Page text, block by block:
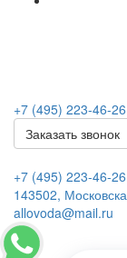
+7 (495) 223-46-26
Заказать звонок
+7 (495) 223-46-26
143502,
allovoda@mail.ru